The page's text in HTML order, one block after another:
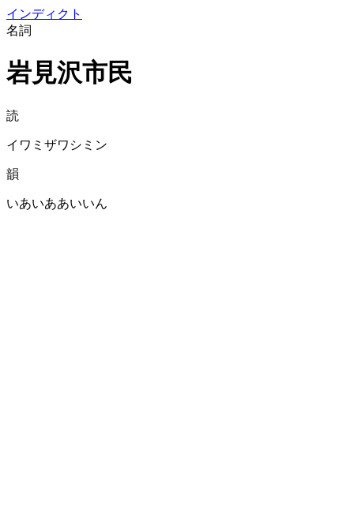
インディクト
名詞
岩見沢市民
読
イワミザワシミン
韻
いあいああいいん